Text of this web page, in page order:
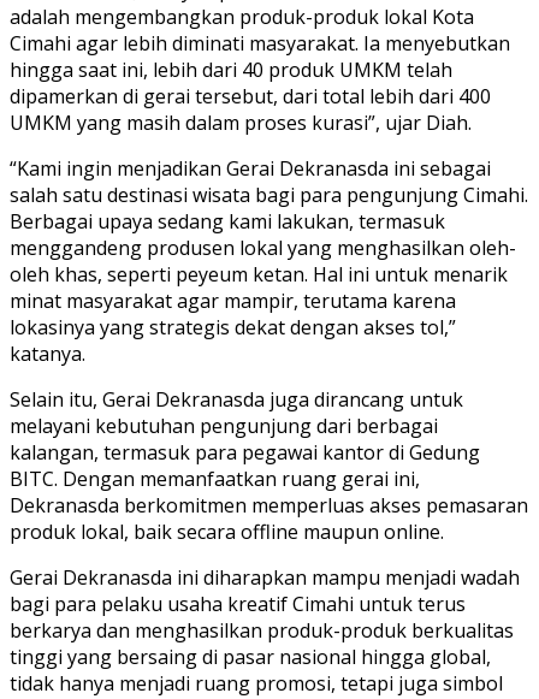
adalah mengembangkan produk-produk lokal Kota
Cimahi agar lebih diminati masyarakat. Ia menyebutkan
hingga saat ini, lebih dari 40 produk UMKM telah
dipamerkan di gerai tersebut, dari total lebih dari 400
UMKM yang masih dalam proses kurasi”, ujar Diah.
“Kami ingin menjadikan Gerai Dekranasda ini sebagai
salah satu destinasi wisata bagi para pengunjung Cimahi.
Berbagai upaya sedang kami lakukan, termasuk
menggandeng produsen lokal yang menghasilkan oleh-
oleh khas, seperti peyeum ketan. Hal ini untuk menarik
minat masyarakat agar mampir, terutama karena
lokasinya yang strategis dekat dengan akses tol,”
katanya.
Selain itu, Gerai Dekranasda juga dirancang untuk
melayani kebutuhan pengunjung dari berbagai
kalangan, termasuk para pegawai kantor di Gedung
BITC. Dengan memanfaatkan ruang gerai ini,
Dekranasda berkomitmen memperluas akses pemasaran
produk lokal, baik secara offline maupun online.
Gerai Dekranasda ini diharapkan mampu menjadi wadah
bagi para pelaku usaha kreatif Cimahi untuk terus
berkarya dan menghasilkan produk-produk berkualitas
tinggi yang bersaing di pasar nasional hingga global,
tidak hanya menjadi ruang promosi, tetapi juga simbol